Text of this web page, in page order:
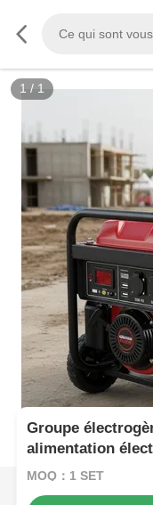
1 / 1
Groupe
alimentation
nominale de 50 à
MOQ：1 SET